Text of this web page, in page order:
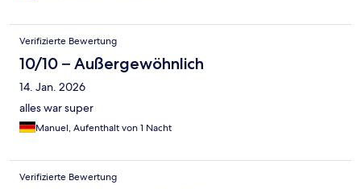
Verifizierte Bewertung
10/10 – Außergewöhnlich
14. Jan. 2026
alles war super
Manuel, Aufenthalt von 1 Nacht
Verifizierte Bewertung